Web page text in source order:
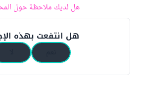
هل لديك ملاحظة حول
هل انتفعت بهذه